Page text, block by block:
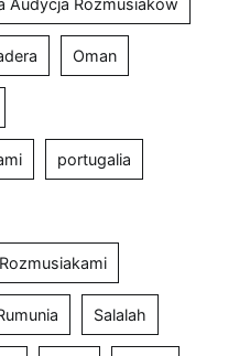
Audycja Rozmusiaków
Oman
portugalia
Salalah